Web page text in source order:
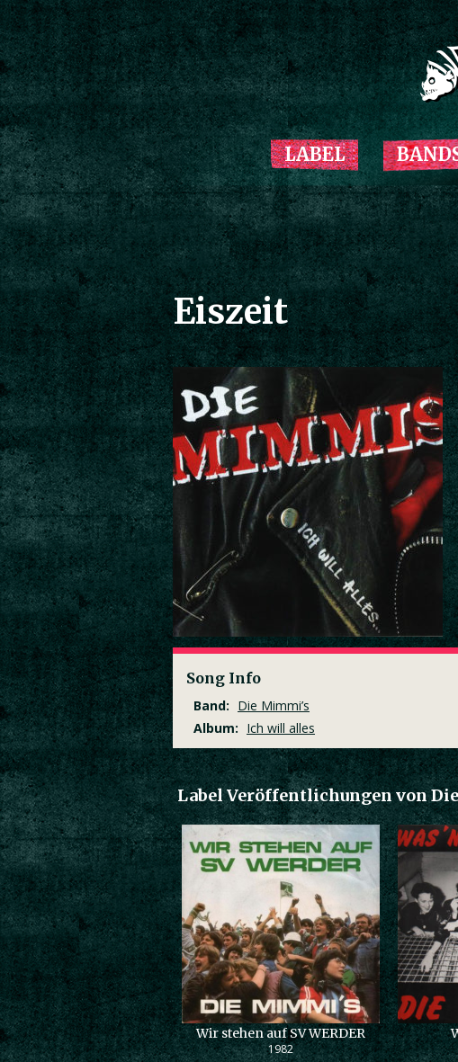
LABEL
Eiszeit
Song Info
Band: Die Mimmi’s
Album: Ich will alles
Label Veröffentlichungen von
Wir stehen auf SV WERDER
1982